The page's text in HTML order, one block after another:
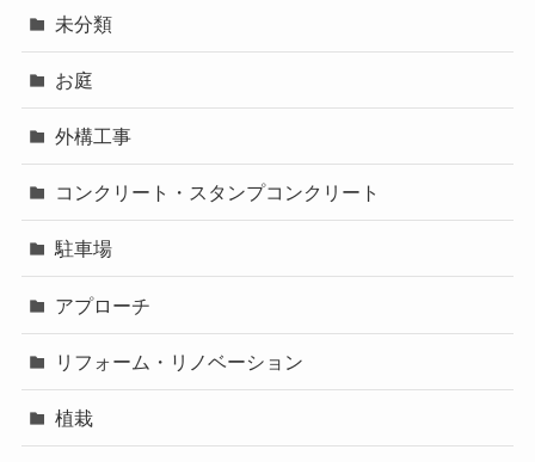
未分類
お庭
外構工事
コンクリート・スタンプコンクリート
駐車場
アプローチ
リフォーム・リノベーション
植栽